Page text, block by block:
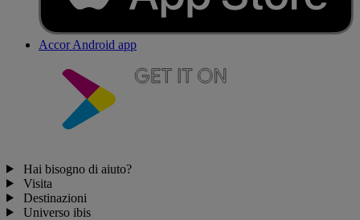
Accor Android app
Hai bisogno di aiuto?
Visita
Destinazioni
Universo ibis